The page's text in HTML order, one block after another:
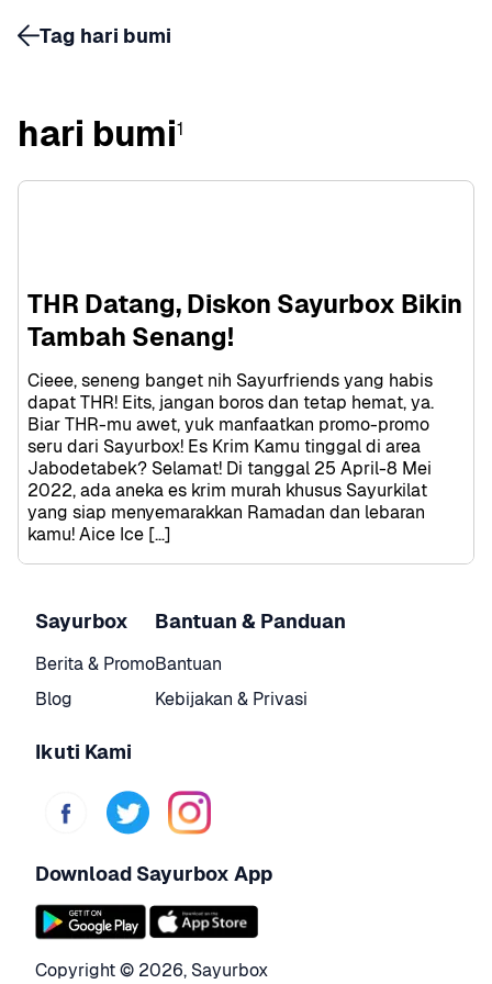
hari bumi1
THR Datang, Diskon Sayurbox Bikin
Tambah Senang!
Cieee, seneng banget nih Sayurfriends yang habis
dapat THR! Eits, jangan boros dan tetap hemat, ya.
Biar THR-mu awet, yuk manfaatkan promo-promo
seru dari Sayurbox! Es Krim Kamu tinggal di area
Jabodetabek? Selamat! Di tanggal 25 April-8 Mei
2022, ada aneka es krim murah khusus Sayurkilat
yang siap menyemarakkan Ramadan dan lebaran
kamu! Aice Ice […]
Sayurbox
Berita & Promo
Blog
Bantuan & Panduan
Bantuan
Kebijakan & Privasi
Ikuti Kami
Download Sayurbox App
Copyright © 2026, Sayurbox
Tag hari bumi